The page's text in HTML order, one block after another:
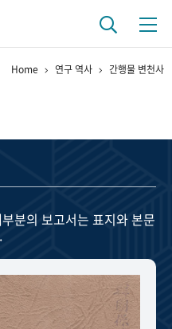
역사
연구자들
행정박물 영상 기록물
Home 연구 역사 간행물 변천사
분의 보고서는 표지와 본문